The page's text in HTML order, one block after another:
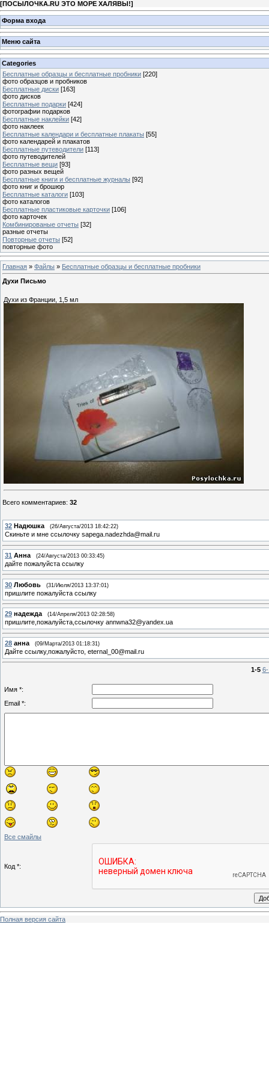
[ПОСЫЛОЧКА.RU ЭТО МОРЕ ХАЛЯВЫ!]
Форма входа
Меню сайта
Categories
Бесплатные образцы и бесплатные пробники [220]
фото образцов и пробников
Бесплатные диски [163]
фото дисков
Бесплатные подарки [424]
фотографии подарков
Бесплатные наклейки [42]
фото наклеек
Бесплатные календари и бесплатные плакаты [55]
фото календарей и плакатов
Бесплатные путеводители [113]
фото путеводителей
Бесплатные вещи [93]
фото разных вещей
Бесплатные книги и бесплатные журналы [92]
фото книг и брошюр
Бесплатные каталоги [103]
фото каталогов
Бесплатные пластиковые карточки [106]
фото карточек
Комбинированые отчеты [32]
разные отчеты
Повторные отчеты [52]
повторные фото
Главная » Файлы » Бесплатные образцы и бесплатные пробники
Духи Письмо
Духи из Франции, 1,5 мл
Всего комментариев: 32
32 Надюшка (26/Августа/2013 18:42:22)
Скиньте и мне ссылочку sapega.nadezhda@mail.ru
31 Анна (24/Августа/2013 00:33:45)
дайте пожалуйста ссылку
30 Любовь (31/Июля/2013 13:37:01)
пришлите пожалуйста ссылку
29 надежда (14/Апреля/2013 02:28:58)
пришлите,пожалуйста,ссылочку annwna32@yandex.ua
28 анна (09/Марта/2013 01:18:31)
Дайте ссылку,пожалуйсто, eternal_00@mail.ru
1-5
Имя *:
Email *:
Все смайлы
Код *:
Полная версия сайта